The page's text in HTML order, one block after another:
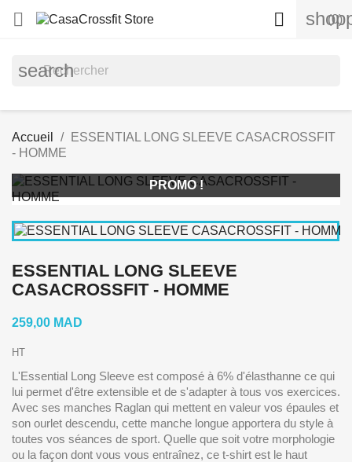
 (0)

search
Accueil
ESSENTIAL LONG SLEEVE CASACROSSFIT
- HOMME
PROMO !
ESSENTIAL LONG SLEEVE
CASACROSSFIT - HOMME
259,00 MAD
HT
L'Essential Long Sleeve est composé à 6% d'élasthanne ce qui
lui permet d'être extensible et de s'adapter à tous vos exercices.
Avec ses manches Raglan qui mettent en valeur vos épaules et
son ourlet descendu, cette manche longue apportera du style à
toutes vos séances de sport. Quelle que soit votre morphologie
ou la façon dont vous vous entraînez, ce t-shirt est le haut